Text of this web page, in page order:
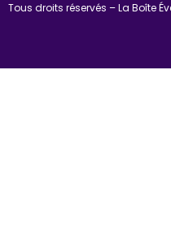
Tous droits réservés – La Boîte